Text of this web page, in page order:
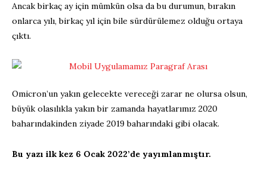
Ancak birkaç ay için mümkün olsa da bu durumun, bırakın
onlarca yılı, birkaç yıl için bile sürdürülemez olduğu ortaya
çıktı.
Omicron’un yakın gelecekte vereceği zarar ne olursa olsun,
büyük olasılıkla yakın bir zamanda hayatlarımız 2020
baharındakinden ziyade 2019 baharındaki gibi olacak.
Bu yazı ilk kez 6 Ocak 2022’de yayımlanmıştır.